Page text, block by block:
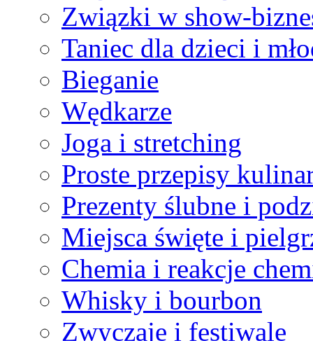
Związki w show-
Taniec dla dzieci i
Bieganie
Wędkarze
Joga i stretching
Proste przepisy
Prezenty ślubne i
Miejsca święte i
Chemia i reakcje
Whisky i bourbon
Zwyczaje i festiwale